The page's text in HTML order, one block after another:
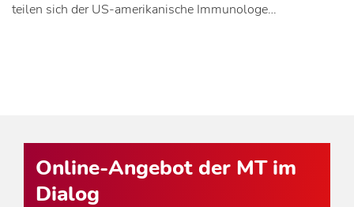
teilen sich der US-amerikanische Immunologe…
Online-Angebot der MT im
Dialog